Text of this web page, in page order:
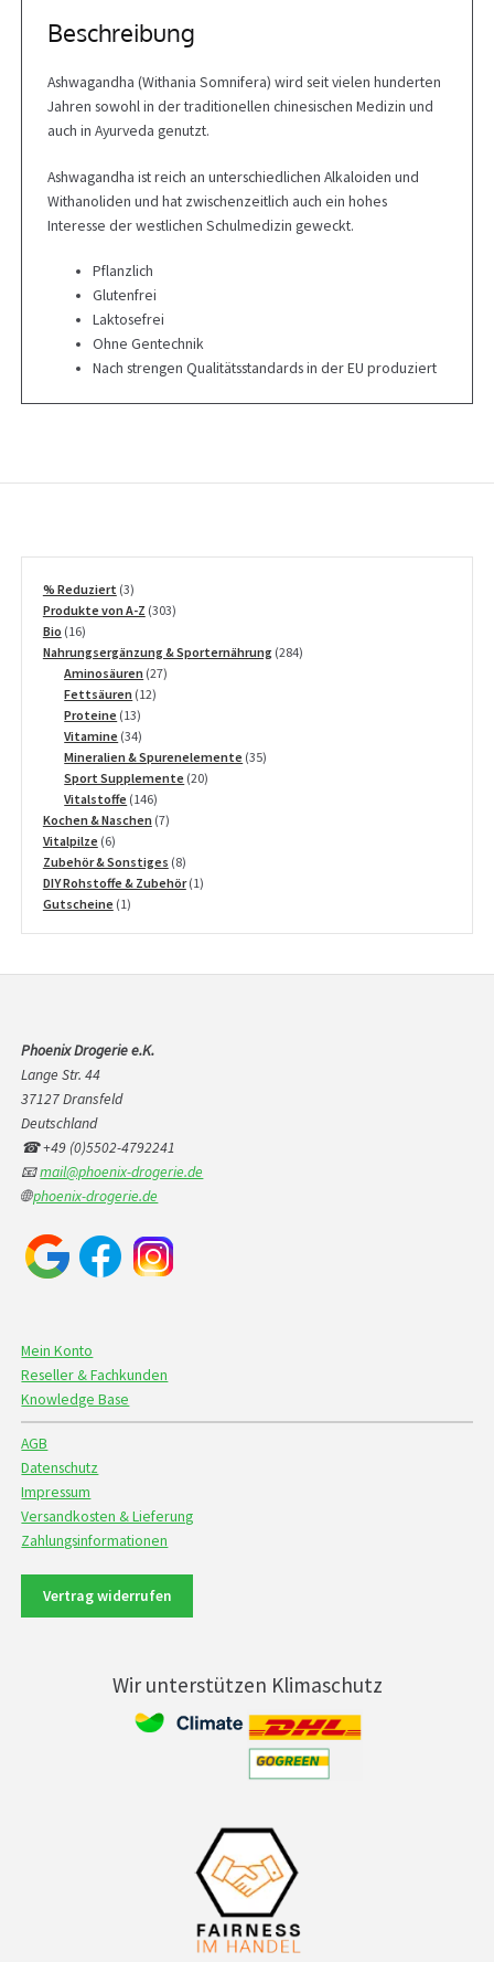
Beschreibung
Ashwagandha (Withania Somnifera) wird seit vielen hunderten
Jahren sowohl in der traditionellen chinesischen Medizin und
auch in Ayurveda genutzt.
Ashwagandha ist reich an unterschiedlichen Alkaloiden und
Withanoliden und hat zwischenzeitlich auch ein hohes
Interesse der westlichen Schulmedizin geweckt.
Pflanzlich
Glutenfrei
Laktosefrei
Ohne Gentechnik
Nach strengen Qualitätsstandards in der EU produziert
% Reduziert 33
Produkte
Produkte von A-Z 303303
Bio 1616
Produkte
Nahrungsergänzung & Sporternährung 284284
Aminosäuren 2727
Fettsäuren 1212
Proteine 1313
Produkte
Vitamine 3434
Produkte
Mineralien & Spurenelemente 3535
Sport Supplemente 2020
Vitalstoffe 146146
Produkte
Kochen & Naschen 77
Vitalpilze 66
Produkte
Zubehör & Sonstiges 88
Produkte
DIY Rohstoffe & Zubehör 11
Gutscheine 11
Phoenix Drogerie e.K.
Lange Str. 44
37127 Dransfeld
Deutschland
☎ +49 (0)5502-4792241
📧mail@phoenix-drogerie.de
🌐phoenix-drogerie.de
Mein Konto
Reseller & Fachkunden
Knowledge Base
AGB
Datenschutz
Impressum
Versandkosten & Lieferung
Zahlungsinformationen
Vertrag widerrufen
Wir unterstützen Klimaschutz